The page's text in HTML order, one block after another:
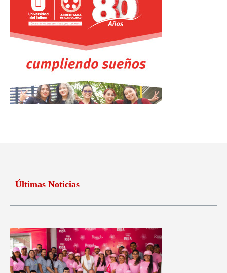
Últimas Noticias